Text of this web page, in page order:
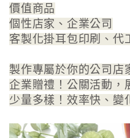
價值商品
個性店家、企業公司
客製化掛耳包印刷、代
製作專屬於你的公司店
企業贈禮！公關活動，
少量多樣！效率快、變